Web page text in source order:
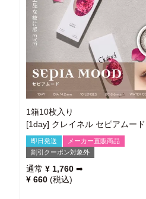
1箱10枚入り
[1day] クレイネル セピアムード
即日発送
メーカー直販商品
割引クーポン対象外
通常 ¥ 1,760 ➡
¥ 660 税込